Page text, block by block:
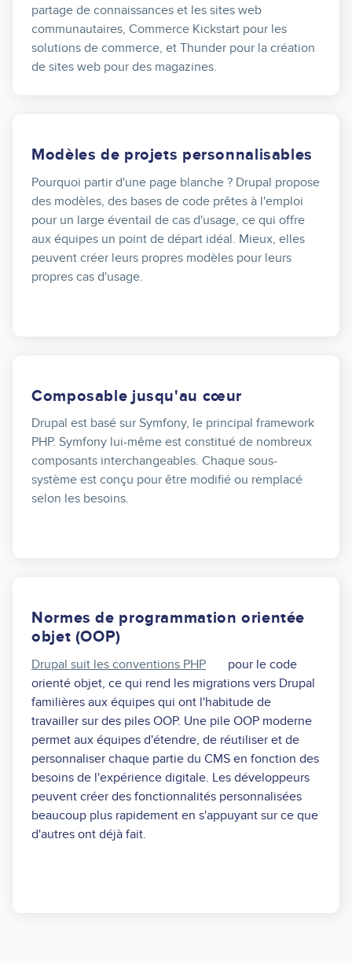
partage de connaissances et les sites web
communautaires, Commerce Kickstart pour les
solutions de commerce, et Thunder pour la création
de sites web pour des magazines.
Modèles de projets personnalisables
Pourquoi partir d'une page blanche ? Drupal propose
des modèles, des bases de code prêtes à l'emploi
pour un large éventail de cas d'usage, ce qui offre
aux équipes un point de départ idéal. Mieux, elles
peuvent créer leurs propres modèles pour leurs
propres cas d'usage.
Composable jusqu'au cœur
Drupal est basé sur Symfony, le principal framework
PHP. Symfony lui-même est constitué de nombreux
composants interchangeables. Chaque sous-
système est conçu pour être modifié ou remplacé
selon les besoins.
Normes de programmation orientée
objet (OOP)
Drupal suit les conventions PHP
pour le code
orienté objet, ce qui rend les migrations vers Drupal
familières aux équipes qui ont l'habitude de
travailler sur des piles OOP. Une pile OOP moderne
permet aux équipes d'étendre, de réutiliser et de
personnaliser chaque partie du CMS en fonction des
besoins de l'expérience digitale. Les développeurs
peuvent créer des fonctionnalités personnalisées
beaucoup plus rapidement en s'appuyant sur ce que
d'autres ont déjà fait.